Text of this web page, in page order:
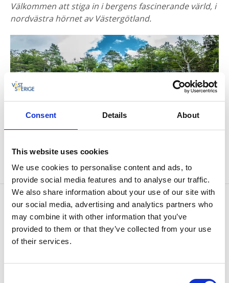
Consent Details About
This website uses cookies
We use cookies to personalise content and ads, to
provide social media features and to analyse our traffic.
We also share information about your use of our site with
our social media, advertising and analytics partners who
may combine it with other information that you’ve
provided to them or that they’ve collected from your use
of their services.
Välkommen att stiga in i bergens fascinerande värld, i
nordvästra hörnet av Västergötland.
Kontaktinformation
Halle- & Hunneberg
Hunneberg 121
468 31 Vargön
Telefon:0521 27 00 40
Hemsida:hallehunneberg.se/